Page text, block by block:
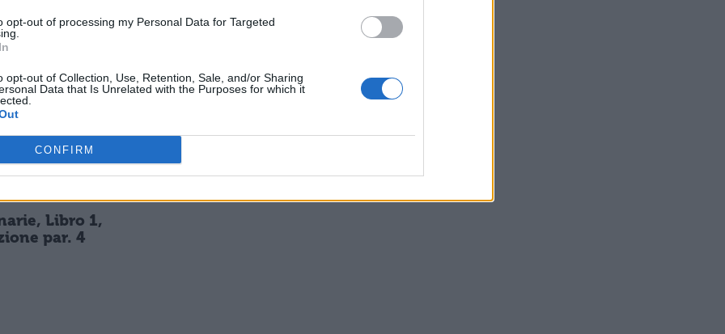
opt-out of processing my Personal Data for Targeted
opt-out of Collection, Use, Retention, Sale, and/or Sharing
Data that Is Unrelated with the Purposes for which it
CONFIRM
Libro 1,
par. 1
par. 18
Libro 1,
par. 4